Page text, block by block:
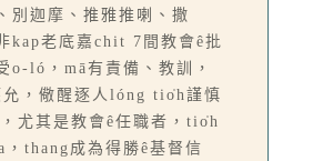
別迦摩、推雅推喇、撒
kap老底嘉chit 7間教會ê批
o-ló，mā有責備、教訓，
允，儆醒逐人lóng tio̍h謹慎
尤其是教會ê任職者，tio̍h
，thang成為得勝ê基督信